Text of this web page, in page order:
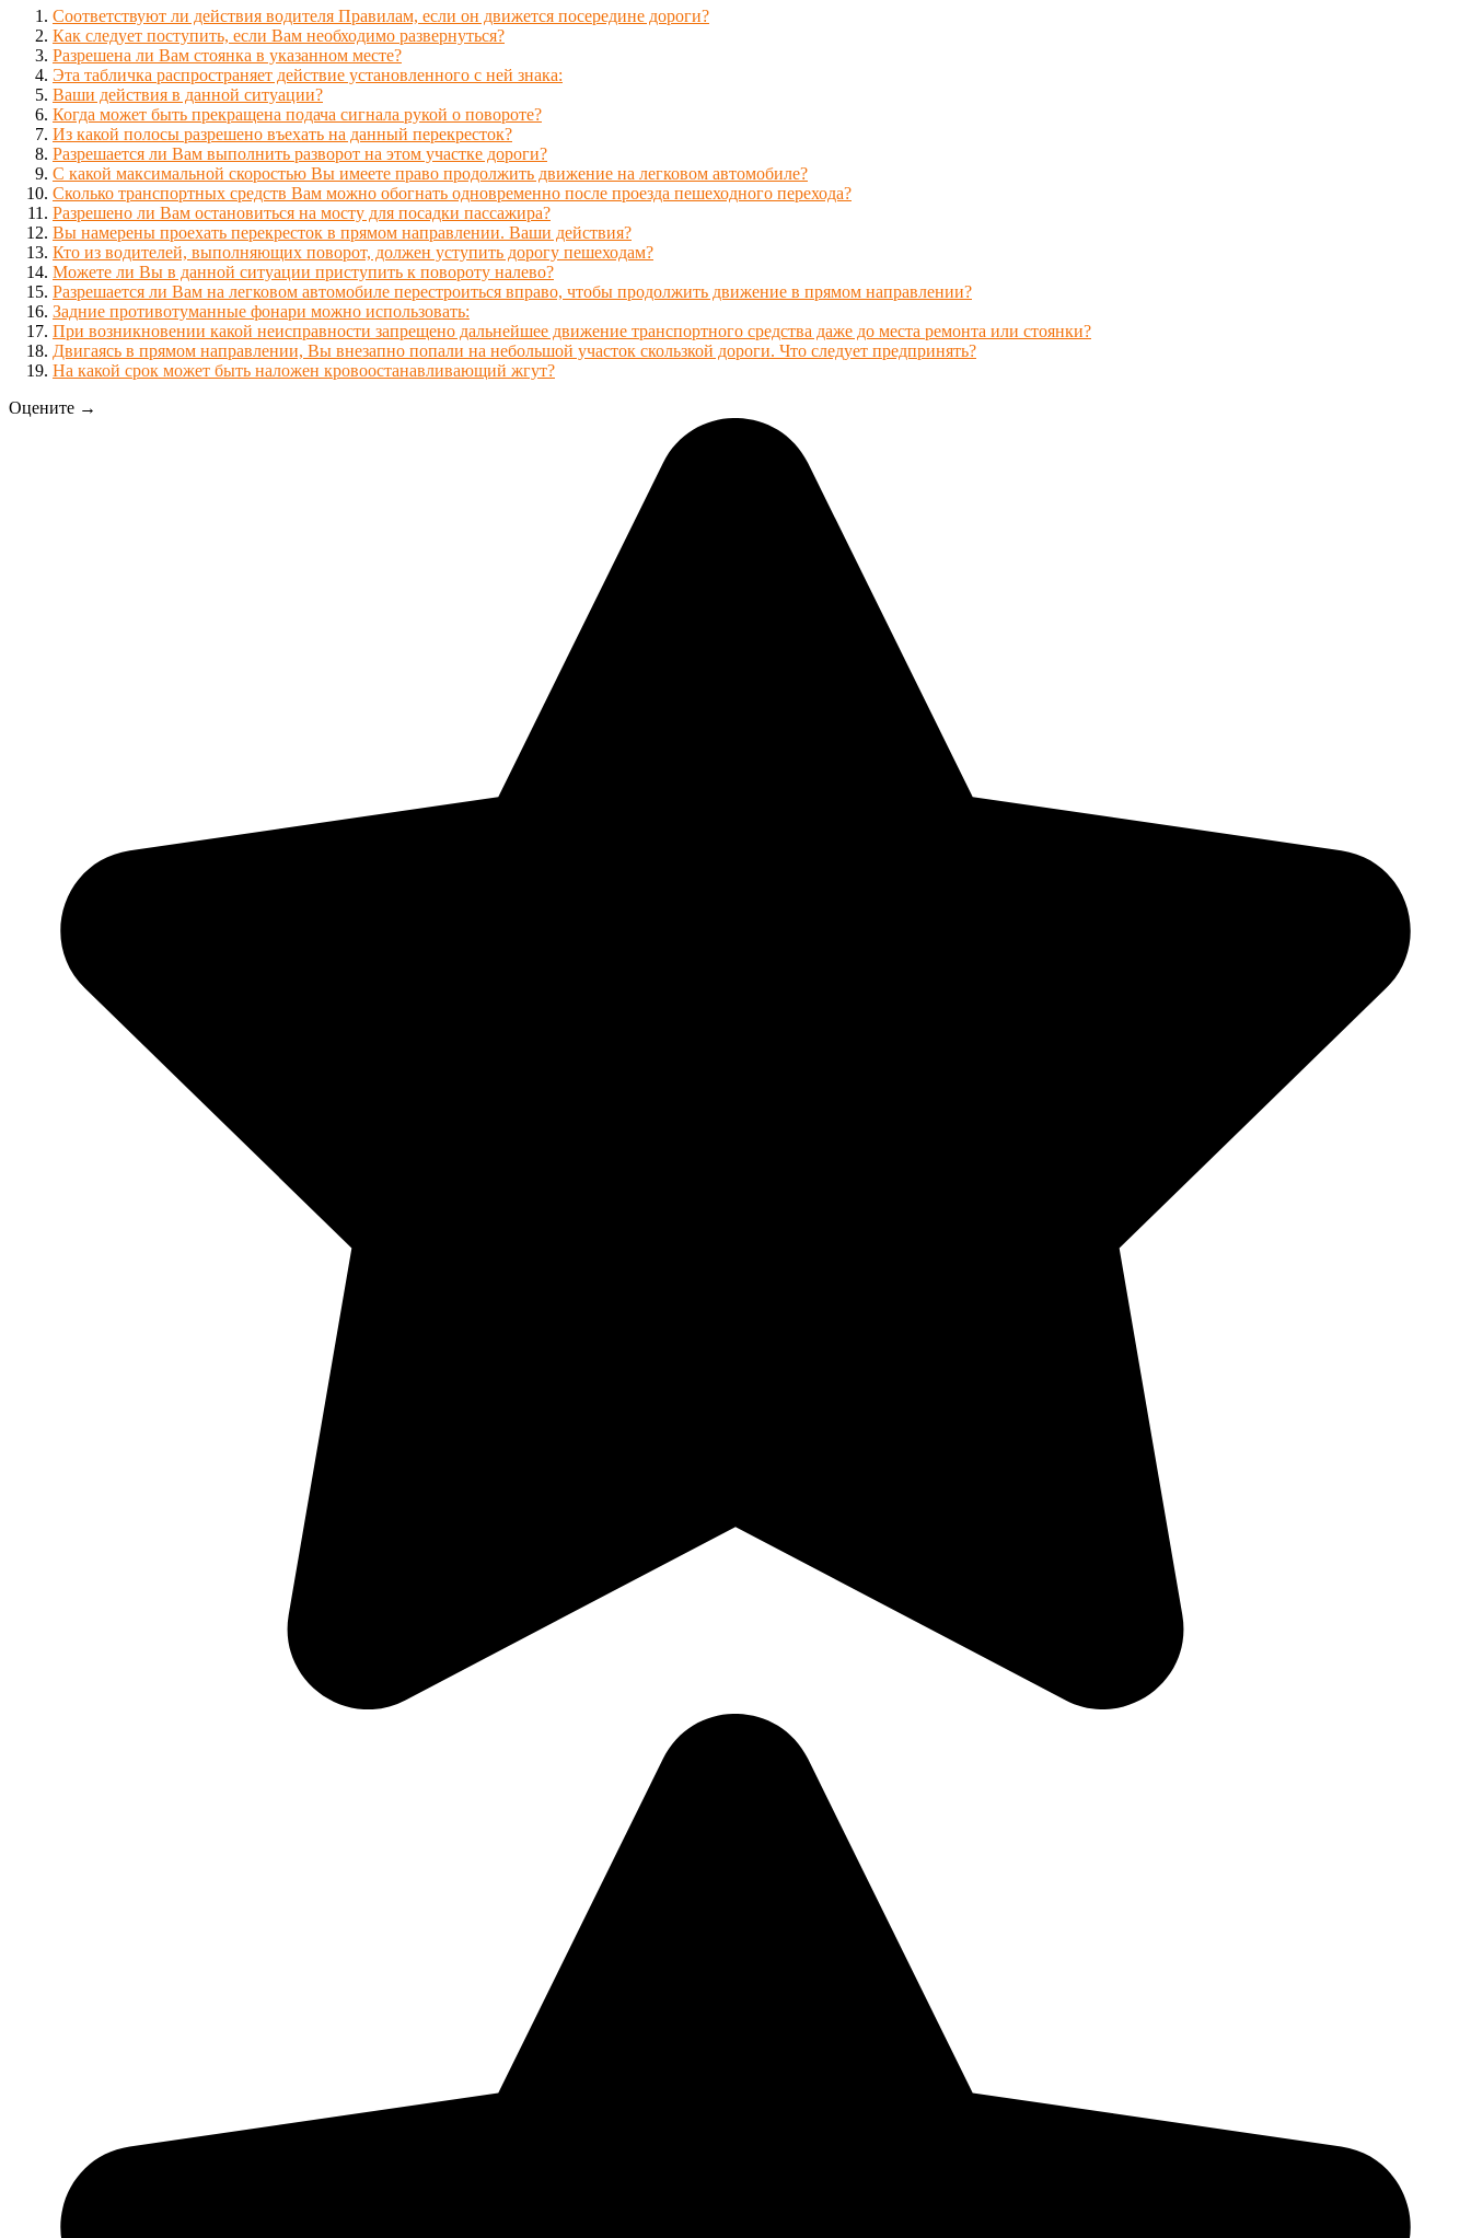
Соответствуют ли действия водителя Правилам, если он движется посередине дороги?
Как следует поступить, если Вам необходимо развернуться?
Разрешена ли Вам стоянка в указанном месте?
Эта табличка распространяет действие установленного с ней знака:
Ваши действия в данной ситуации?
Когда может быть прекращена подача сигнала рукой о повороте?
Из какой полосы разрешено въехать на данный перекресток?
Разрешается ли Вам выполнить разворот на этом участке дороги?
С какой максимальной скоростью Вы имеете право продолжить движение на легковом автомобиле?
Сколько транспортных средств Вам можно обогнать одновременно после проезда пешеходного перехода?
Разрешено ли Вам остановиться на мосту для посадки пассажира?
Вы намерены проехать перекресток в прямом направлении. Ваши действия?
Кто из водителей, выполняющих поворот, должен уступить дорогу пешеходам?
Можете ли Вы в данной ситуации приступить к повороту налево?
Разрешается ли Вам на легковом автомобиле перестроиться вправо, чтобы продолжить движение в прямом направлении?
Задние противотуманные фонари можно использовать:
При возникновении какой неисправности запрещено дальнейшее движение транспортного средства даже до места ремонта или стоянки?
Двигаясь в прямом направлении, Вы внезапно попали на небольшой участок скользкой дороги. Что следует предпринять?
На какой срок может быть наложен кровоостанавливающий жгут?
Оцените →